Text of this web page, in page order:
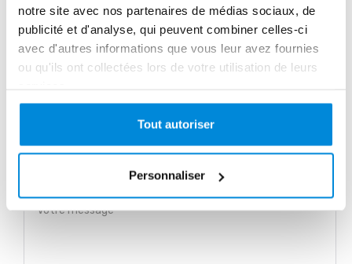
notre site avec nos partenaires de médias sociaux, de
publicité et d'analyse, qui peuvent combiner celles-ci
avec d'autres informations que vous leur avez fournies
ou qu'ils ont collectées lors de votre utilisation de leurs
Tout autoriser
Personnaliser
René MILONE
12 commentaires